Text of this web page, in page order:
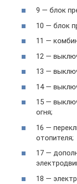
9 — блок
10 — блок
11 —
12 —
13 —
14 —
15 —
огня;
16 —
отопителя;
17 —
18 —